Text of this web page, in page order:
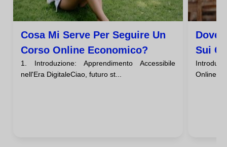
Cosa Mi Serve Per Seguire Un
Corso Online Economico?
1. Introduzione: Apprendimento Accessibile
nell'Era DigitaleCiao, futuro st...
Dove
Sui
Online